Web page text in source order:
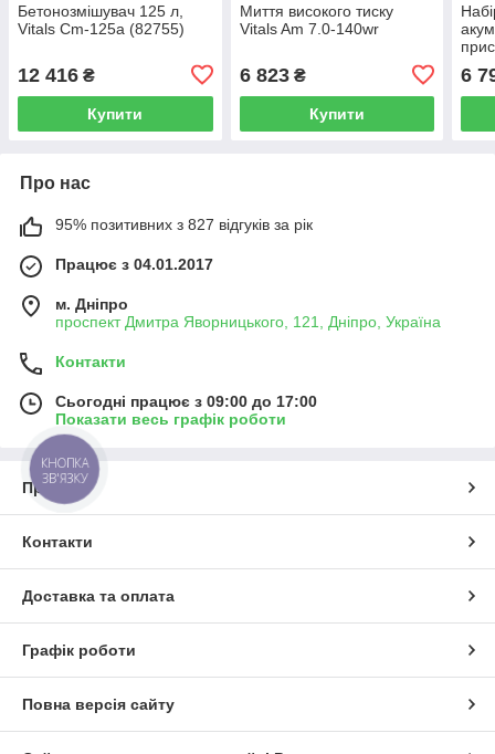
Бетонозмішувач 125 л,
Vitals Cm-125a (82755)
12 416 ₴
Купити
Миття високого тиску
Vitals Am 7.0-140wr
6 823₴
Купити
6
Про нас
95% позитивних з 827 відгуків за рік
Працює з 04.01.2017
м. Дніпро
проспект Дмитра Яворницького, 121, Дніпро, Україна
Контакти
Сьогодні працює з 09:00 до 17:00
Показати весь графік роботи
Про нас
Контакти
Доставка та оплата
Графік роботи
Повна версія сайту
КНОПКА
ЗВ'ЯЗКУ